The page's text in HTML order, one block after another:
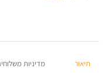
תיאור מדיניות